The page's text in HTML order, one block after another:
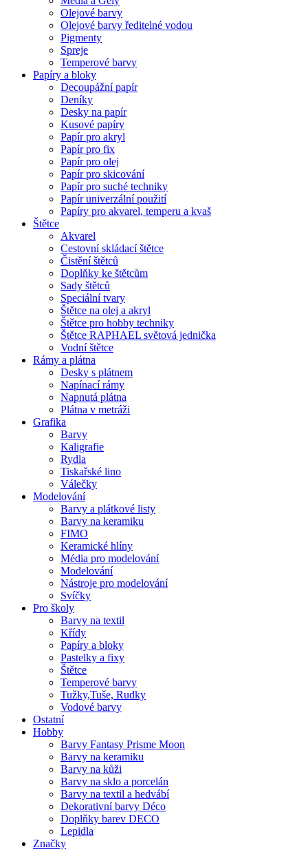
Olejové barvy
Olejové barvy ředitelné vodou
Pigmenty
Spreje
Temperové barvy
Papíry a bloky
Decoupážní papír
Deníky
Desky na papír
Kusové papíry
Papír pro akryl
Papír pro fix
Papír pro olej
Papír pro skicování
Papír pro suché techniky
Papír univerzální použití
Papíry pro akvarel, temperu a kvaš
Štětce
Akvarel
Cestovní skládací štětce
Čistění štětců
Doplňky ke štětcům
Sady štětců
Speciální tvary
Štětce na olej a akryl
Štětce pro hobby techniky
Štětce RAPHAEL světová jednička
Vodní štětce
Rámy a plátna
Desky s plátnem
Napínací rámy
Napnutá plátna
Plátna v metráži
Grafika
Barvy
Kaligrafie
Rydla
Tiskařské lino
Válečky
Modelování
Barvy a plátkové listy
Barvy na keramiku
FIMO
Keramické hlíny
Média pro modelování
Modelování
Nástroje pro modelování
Svíčky
Pro školy
Barvy na textil
Křídy
Papíry a bloky
Pastelky a fixy
Štětce
Temperové barvy
Tužky,Tuše, Rudky
Vodové barvy
Ostatní
Hobby
Barvy Fantasy Prisme Moon
Barvy na keramiku
Barvy na kůži
Barvy na sklo a porcelán
Barvy na textil a hedvábí
Dekorativní barvy Déco
Doplňky barev DECO
Lepidla
Značky